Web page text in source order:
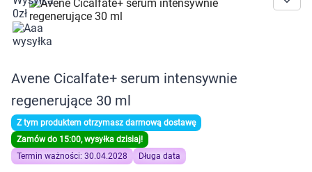
Dla zwierząt
Dom i ogród
Zdrowie
Kobieta w ciąży i mama
Dziecko
Avene Cicalfate+ serum intensywnie
regenerujące 30 ml
Z tym produktem otrzymasz darmową dostawę
Zamów do 15:00, wysyłka dzisiaj!
Termin ważności: 30.04.2028
Długa data